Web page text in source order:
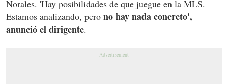
Norales. 'Hay posibilidades de que juegue en la MLS.
Estamos analizando, pero no hay nada concreto',
anunció el dirigente.